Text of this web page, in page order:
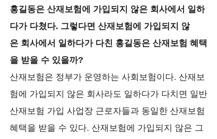
홍길동은 산재보험에 가입되지 않은 회사에서 일하
다가 다쳤다. 그렇다면 산재보험에 가입되지 않
은 회사에서 일하다가 다친 홍길동은 산재보험 혜택
을 받을 수 있을까?
산재보험은 정부가 운영하는 사회보험이다. 산재보
험에 가입되지 않은 회사라도 일하다가 다치면 일반
산재보험 가입 사업장 근로자들과 동일한 산재보험
혜택을 받을 수 있다. 산재보험에 가입되지 않은 그